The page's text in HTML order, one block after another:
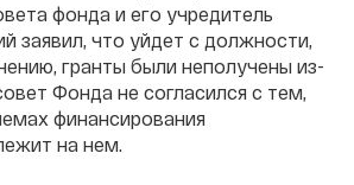
фонда и его учредитель
заявил, что уйдет с должности,
гранты были неполучены из-
Фонда не согласился с тем,
финансирования
на нем.